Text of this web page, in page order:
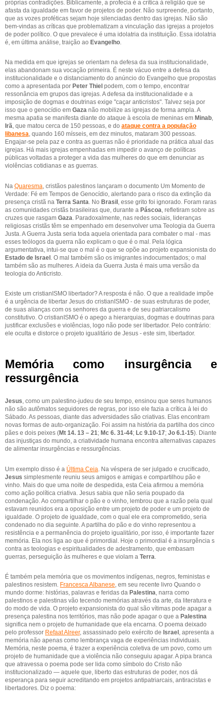
próprias contradições. Biblicamente, a profecia é a crítica à religião que se
afasta da igualdade em favor de projetos de poder. Não surpreende, portanto,
que as vozes proféticas sejam hoje silenciadas dentro das igrejas. Não são
bem-vindas as críticas que problematizam a vinculação das igrejas a projetos
de poder político. O que prevalece é uma idolatria da instituição. Essa idolatria
é, em última análise, traição ao Evangelho
Na medida em que igrejas se orientam na defesa da sua institucionalidade,
elas abandonam sua vocação primeira. É neste vácuo entre a defesa da
institucionalidade e o distanciamento do anúncio do Evangelho que propostas
como a apresentada por Peter Thiel podem, com o tempo, encontrar
ressonância em grupos das igrejas. A defesa da institucionalidade e a
imposição de dogmas e doutrinas exige "caçar anticristos". Talvez seja por
isso que o genocídio em Gaza não mobilize as igrejas de forma ampla. A
mesma apatia se manifesta diante do ataque à escola de meninas em Minab,
Irã, que matou cerca de 150 pessoas, e do ataque contra a população
libanesa, quando 160 mísseis, em dez minutos, mataram 300 pessoas.
Engajar-se pela paz e contra as guerras não é prioridade na prática atual das
igrejas. Há mais igrejas empenhadas em impedir o avanço de políticas
públicas voltadas a proteger a vida das mulheres do que em denunciar as
violências cotidianas e as guerras.
Na Quaresma , cristãos palestinos lançaram o documento Um Momento de
Verdade: Fé em Tempos de Genocídio, alertando para o risco da extinção da
presença cristã na Terra Santa . No Brasil , esse grito foi ignorado. Foram raras
as comunidades cristãs brasileiras que, durante a Páscoa , refletiram sobre as
cruzes que rasgam Gaza . Paradoxalmente, nas redes sociais, lideranças
religiosas cristãs têm se empenhado em desenvolver uma Teologia da Guerra
Justa. A Guerra Justa seria toda aquela orientada para combater o mal - mas
esses teólogos da guerra não explicam o que é o mal. Pela lógica
argumentativa, intui-se que o mal é o que se opõe ao projeto expansionista do
Estado de Israel . O mal também são os imigrantes indocumentados; o mal
também são as mulheres. A ideia da Guerra Justa é mais uma versão da
teologia do Anticristo.
Existe um cristianISMO libertador? A resposta é não. O que a realidade impõe
é a urgência de libertar Jesus do cristianISMO - de suas estruturas de poder,
de suas alianças com os senhores da guerra e de seu patriarcalismo
constitutivo. O cristianISMO é o apego a hierarquias, dogmas e doutrinas para
justificar exclusões e violências, logo não pode ser libertador. Pelo contrário:
ele oculta e distorce o projeto igualitário de Jesus - este sim, libertador.
Memória como insurgência e
ressurgência
Jesus, como um palestino-judeu de seu tempo, ensinou que seres humanos
não são autômatos seguidores de regras, por isso ele fazia a crítica à lei do
Sábado. As pessoas, diante das adversidades são criativas. Elas encontram
novas formas de auto-organização. Foi assim na história da partilha dos cinco
pães e dois peixes (Mt 14. 13 – 21; Mc 6. 31-44; Lc 9.10-17; Jo 6.1-15). Diante
das injustiças do mundo, a criatividade humana encontra alternativas capazes
de alimentar insurgências e ressurgências.
Um exemplo disso é a Última Ceia. Na véspera de ser julgado e crucificado,
Jesus simplesmente reuniu seus amigos e amigas e compartilhou pão e
vinho. Mais do que uma noite de despedida, esta Ceia afirmou a memória
como ação política criativa. Jesus sabia que não seria poupado da
condenação. Ao compartilhar o pão e o vinho, lembrou que a razão pela qual
estavam reunidos era a oposição entre um projeto de poder e um projeto de
igualdade. O projeto de igualdade, com o qual ele era comprometido, seria
condenado no dia seguinte. A partilha do pão e do vinho representou a
resistência e a permanência do projeto igualitário, por isso, é importante fazer
memória. Ela nos liga ao que é primordial. Hoje o primordial é a insurgência s
contra as teologias e espiritualidades de adestramento, que embasam
guerras, perseguição às mulheres e que violam a Terra.
É também pela memória que os movimentos indígenas, negros, feministas e
palestinos resistem. Francesca Albanese, em seu recente livro Quando o
mundo dorme: histórias, palavras e feridas da Palestina, narra como
palestinos e palestinas vão tecendo memórias através da arte, da literatura e
do modo de vida. O projeto expansionista do qual são vítimas pode apagar a
presença palestina nos territórios, mas não pode apagar o que a Palestina
significa nem o projeto de humanidade que ela encarna. O poema deixado
pelo professor Refaat Alreer, assassinado pelo exército de Israel , apresenta a
memória não apenas como lembrança vaga de experiências individuais.
Memória, neste poema, é trazer a experiência coletiva de um povo, como um
projeto de humanidade que a violência não conseguiu apagar. A pipa branca
que atravessa o poema pode ser lida como símbolo do Cristo não
institucionalizado — aquele que, liberto das estruturas de poder, nos dá
esperança para seguir acreditando em projetos antipatriarcais, antiracistas e
libertadores. Diz o poema: